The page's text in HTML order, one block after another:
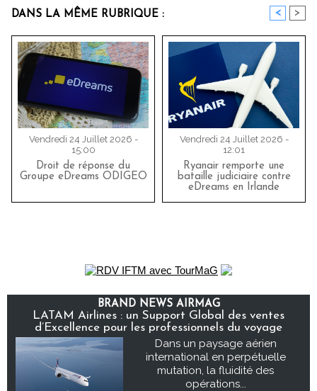
DANS LA MÊME RUBRIQUE : < >
Vendredi 24 Juillet 2026 -
15:00
Droit de réponse du
Groupe eDreams ODIGEO
Vendredi 24 Juillet 2026 -
12:01
Ryanair remporte une
bataille judiciaire contre
eDreams en Irlande
BRAND NEWS AIRMAG
LATAM Airlines : un Support Global des ventes
d’Excellence pour les professionnels du voyage
Dans un paysage aérien
international en perpétuelle
mutation, la fluidité des
opérations...